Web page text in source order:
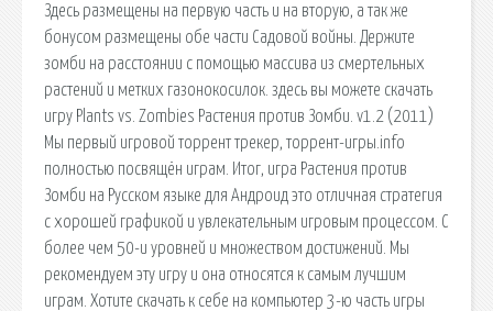
Здесь размещены на первую часть и на вторую, а так же
бонусом размещены обе части Садовой войны. Держите
зомби на расстоянии с помощью массива из смертельных
растений и метких газонокосилок. здесь вы можете скачать
игру Plants vs. Zombies Растения против Зомби. v1.2 (2011)
Мы первый игровой торрент трекер, торрент-игры.info
полностью посвящён играм. Итог, игра Растения против
Зомби на Русском языке для Андроид это отличная стратегия
с хорошей графикой и увлекательным игровым процессом. С
более чем 50-и уровней и множеством достижений. Мы
рекомендуем эту игру и она относятся к самым лучшим
играм. Хотите скачать к себе на компьютер 3-ю часть игры